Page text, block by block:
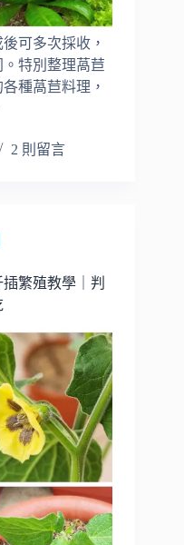
可多次採收，
特別整理萵苣
種萵苣料理，
2 則留言
繁殖教學｜判